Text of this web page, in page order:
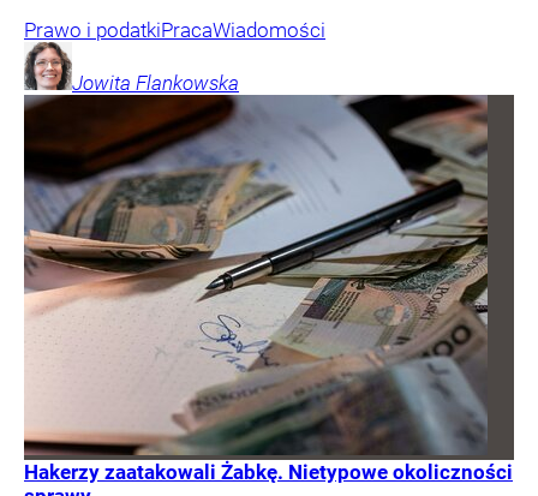
Prawo i podatkiPracaWiadomości
Jowita Flankowska
Hakerzy zaatakowali Żabkę. Nietypowe okoliczności